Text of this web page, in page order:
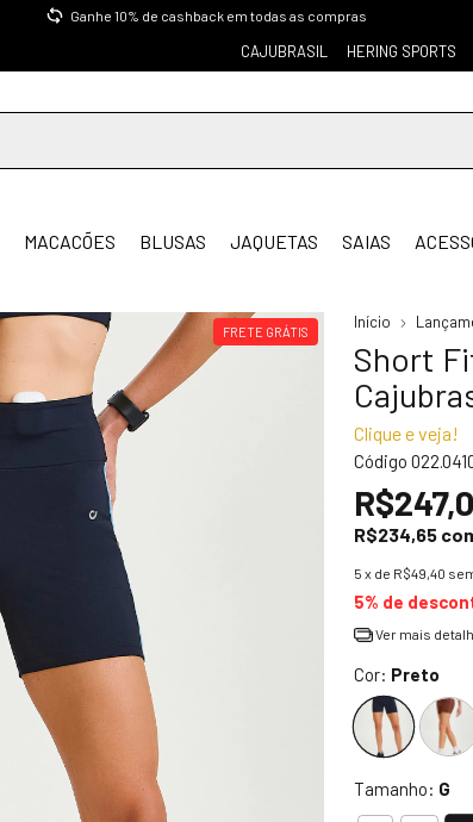
Ganhe 10% de cashback em todas as compras
CAJUBRASIL HERING SPORTS
MACACÕES BLUSAS JAQUETAS SAIAS
FRETE GRÁTIS
Início
Short
Clique e veja!
Código
R$234,65
5 x de R$49,40
5% de
Ver mais
Cor: Preto
Tamanho: G